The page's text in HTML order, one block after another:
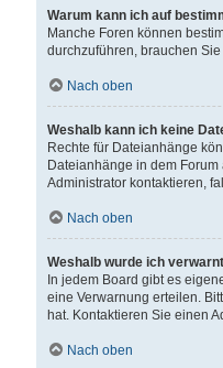
Warum kann ich auf
Manche Foren können
durchzuführen, brauchen
Nach oben
Weshalb kann ich keine
Rechte für Dateianhänge
Dateianhänge in dem
Administrator kontaktieren,
Nach oben
Weshalb wurde ich
In jedem Board gibt es
eine Verwarnung erteilen.
hat. Kontaktieren Sie einen
Nach oben